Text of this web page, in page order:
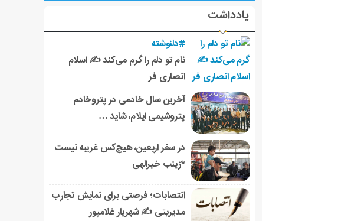
یادداشت
#دلنوشته
نام تو دلم را گرم می‌کند ✍️ اسلام
انصاری فر
آخرین سال خادمی در پتروخادم
پتروشیمی ایلام، شاید …
در سفر اربعین، هیچ‌کس غریبه نیست
*زینب خیرالهی
انتصابات؛ فرصتی برای نمایش تجارب
مدیریتی ✍ شهریار غلامپور